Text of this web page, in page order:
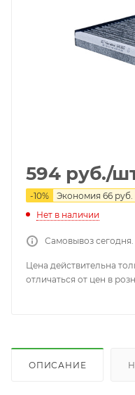
594 руб./
-10% Экономия 66 руб.
Нет в наличии
Самовывоз сегодня.
Цена действительна
отличаться от цен в
ОПИСАНИЕ